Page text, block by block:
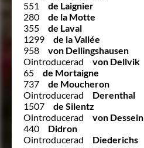
551
de Laignier
280
de la Motte
355
de Laval
1299
de la Vallée
958
von Dellingshausen
Ointroducerad
von Dellvik
65
de Mortaigne
737
de Moucheron
Ointroducerad
Derenthal
1507
de Silentz
Ointroducerad
von Dessein
440
Didron
Ointroducerad
Diederichs